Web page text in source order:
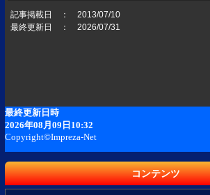
記事掲載日 ： 2013/07/10
最終更新日 ： 2026/07/31
コンテンツ